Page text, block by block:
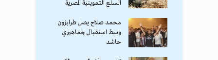
السلع التموينية المصرية
محمد صلاح يصل طرابزون
وسط استقبال جماهيري
حاشد